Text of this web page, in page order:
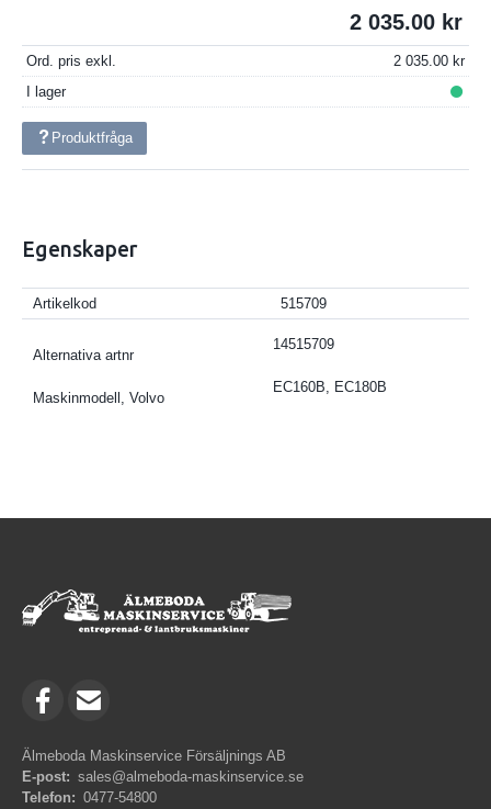
2 035.00
Ord. pris exkl.
2 035.00
I lager
Produktfråga
Egenskaper
Artikelkod 515709
Alternativa artnr
14515709
Maskinmodell, Volvo
EC160B, EC180B
Älmeboda Maskinservice Försäljnings AB
E-post: sales@almeboda-maskinservice.se
Telefon: 0477-54800